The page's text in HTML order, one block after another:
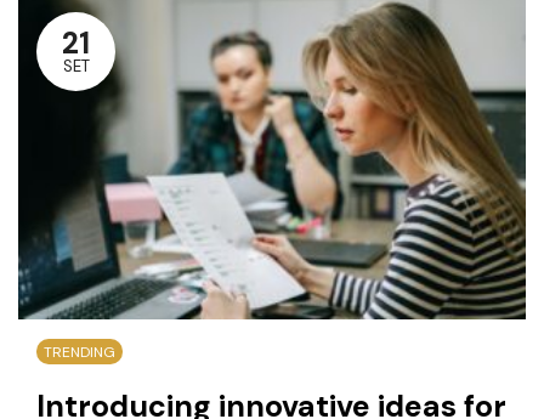
21
SET
TRENDING
Introducing innovative ideas for